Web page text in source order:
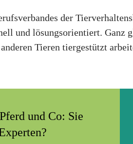
der
und lösungsorientiert. Ganz
Tieren tiergestützt
und Co: Sie